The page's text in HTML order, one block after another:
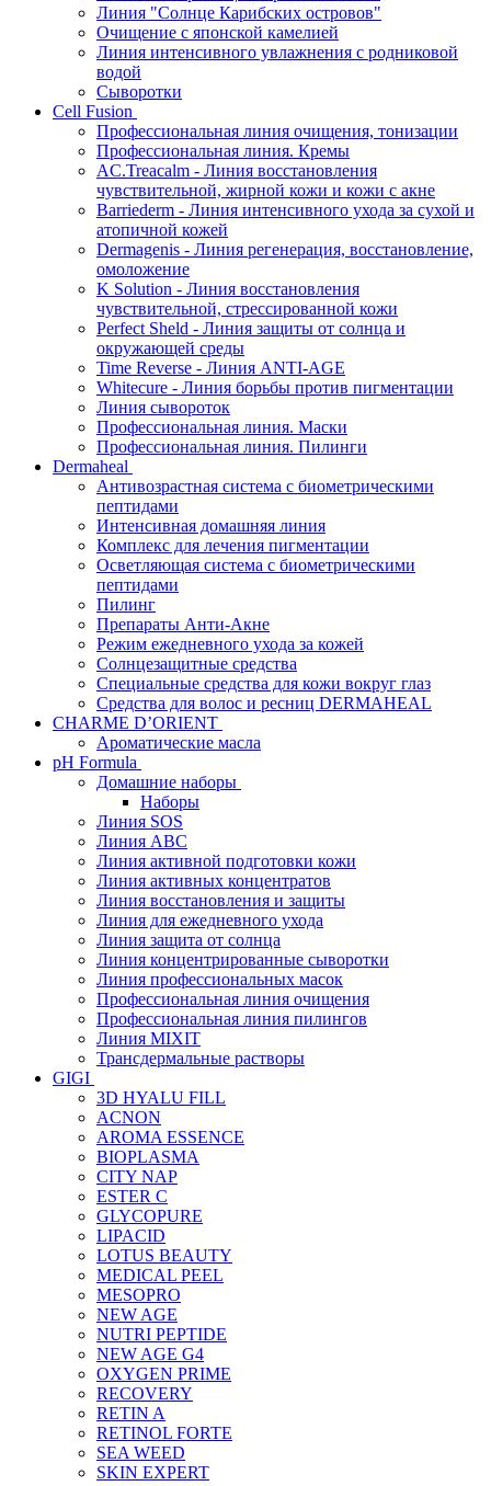
Линия "Солнце Карибских островов"
Очищение с японской камелией
Линия интенсивного увлажнения с родниковой
водой
Сыворотки
Cell Fusion
Профессиональная линия очищения, тонизации
Профессиональная линия. Кремы
AC.Treacalm - Линия восстановления
чувствительной, жирной кожи и кожи с акне
Barriederm - Линия интенсивного ухода за сухой и
атопичной кожей
Dermagenis - Линия регенерация, восстановление,
омоложение
K Solution - Линия восстановления
чувствительной, стрессированной кожи
Perfect Sheld - Линия защиты от солнца и
окружающей среды
Time Reverse - Линия ANTI-AGE
Whitecure - Линия борьбы против пигментации
Линия сывороток
Профессиональная линия. Маски
Профессиональная линия. Пилинги
Dermaheal
Антивозрастная система с биометрическими
пептидами
Интенсивная домашняя линия
Комплекс для лечения пигментации
Осветляющая система с биометрическими
пептидами
Пилинг
Препараты Анти-Акне
Режим ежедневного ухода за кожей
Солнцезащитные средства
Специальные средства для кожи вокруг глаз
Средства для волос и ресниц DERMAHEAL
CHARME D’ORIENT
Ароматические масла
pH Formula
Домашние наборы
Наборы
Линия SOS
Линия АВС
Линия активной подготовки кожи
Линия активных концентратов
Линия восстановления и защиты
Линия для ежедневного ухода
Линия защита от солнца
Линия концентрированные сыворотки
Линия профессиональных масок
Профессиональная линия очищения
Профессиональная линия пилингов
Линия MIXIT
Трансдермальные растворы
GIGI
3D HYALU FILL
ACNON
AROMA ESSENCE
BIOPLASMA
CITY NAP
ESTER C
GLYCOPURE
LIPACID
LOTUS BEAUTY
MEDICAL PEEL
MESOPRO
NEW AGE
NUTRI PEPTIDE
NEW AGE G4
OXYGEN PRIME
RECOVERY
RETIN A
RETINOL FORTE
SEA WEED
SKIN EXPERT